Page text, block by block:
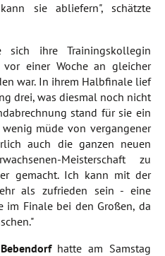
sie abliefern", schätzte
sich ihre Trainingskollegin
einer Woche an gleicher
war. In ihrem Halbfinale lief
drei, was diesmal noch nicht
stand für sie ein
müde von vergangener
auch die ganzen neuen
Meisterschaft zu
gemacht. Ich kann mit der
als zufrieden sein - eine
im Finale bei den Großen, da
hatte am Samstag